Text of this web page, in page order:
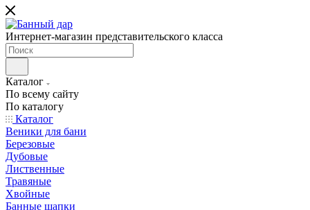
Интернет-магазин представительского класса
Каталог
По всему сайту
По каталогу
Каталог
Веники для бани
Березовые
Дубовые
Лиственные
Травяные
Хвойные
Банные шапки